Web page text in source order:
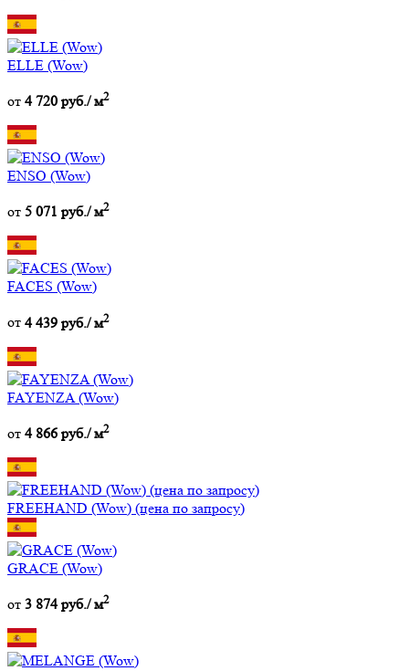
ELLE (Wow)
от 4 720 руб./ м2
ENSO (Wow)
от 5 071 руб./ м2
FACES (Wow)
от 4 439 руб./ м2
FAYENZA (Wow)
от 4 866 руб./ м2
FREEHAND (Wow) (цена по запросу)
GRACE (Wow)
от 3 874 руб./ м2